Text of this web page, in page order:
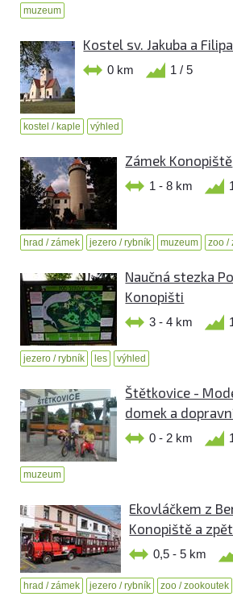
muzeum
Kostel sv. Jakuba a
0 km 1 / 5
kostel / kaple výhled
Zámek Konopiště
1 - 8 km
hrad / zámek jezero / rybník muzeum zoo /
Naučná stezka
Konopišti
3 - 4 km
jezero / rybník les výhled
Štětkovice -
domek a
0 - 2 km
muzeum
Ekovláčkem z
Konopiště a zpět
0,5 - 5 km
hrad / zámek jezero / rybník zoo / zookoutek